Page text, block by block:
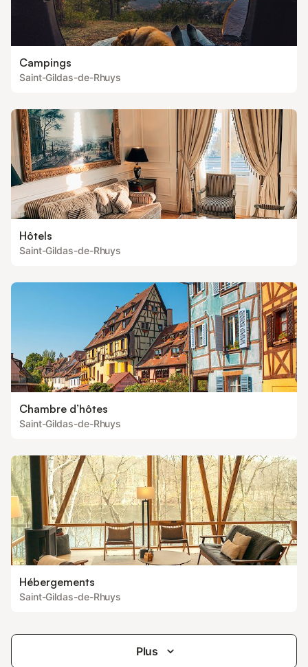
Campings
Saint-Gildas-de-Rhuys
Hôtels
Saint-Gildas-de-Rhuys
Chambre d’hôtes
Saint-Gildas-de-Rhuys
Hébergements
Saint-Gildas-de-Rhuys
Plus